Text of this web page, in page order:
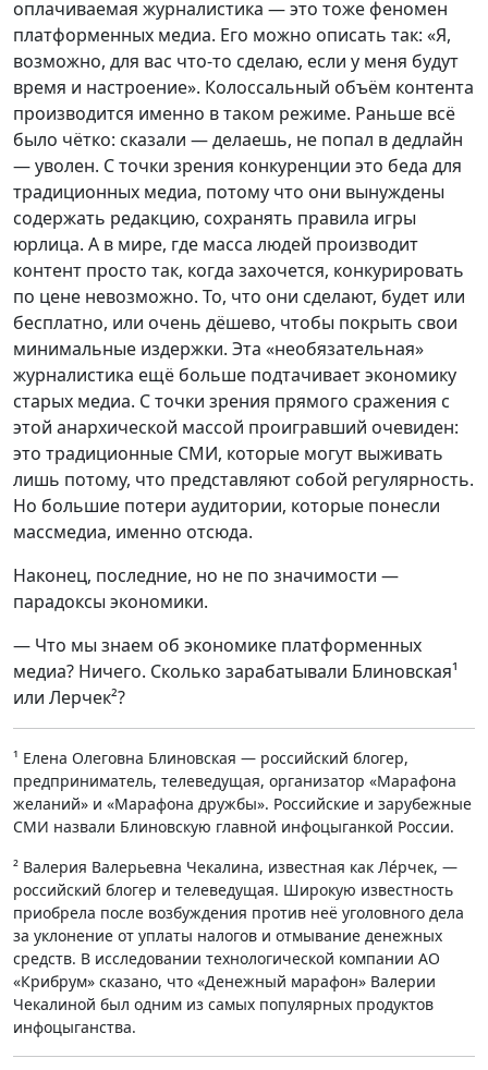
оплачиваемая журналистика — это тоже феномен
платформенных медиа. Его можно описать так: «Я,
возможно, для вас что-то сделаю, если у меня будут
время и настроение». Колоссальный объём контента
производится именно в таком режиме. Раньше всё
было чётко: сказали — делаешь, не попал в дедлайн
— уволен. С точки зрения конкуренции это беда для
традиционных медиа, потому что они вынуждены
содержать редакцию, сохранять правила игры
юрлица. А в мире, где масса людей производит
контент просто так, когда захочется, конкурировать
по цене невозможно. То, что они сделают, будет или
бесплатно, или очень дёшево, чтобы покрыть свои
минимальные издержки. Эта «необязательная»
журналистика ещё больше подтачивает экономику
старых медиа. С точки зрения прямого сражения с
этой анархической массой проигравший очевиден:
это традиционные СМИ, которые могут выживать
лишь потому, что представляют собой регулярность.
Но большие потери аудитории, которые понесли
массмедиа, именно отсюда.
Наконец, последние, но не по значимости —
парадоксы экономики.
— Что мы знаем об экономике платформенных
медиа? Ничего. Сколько зарабатывали Блиновская¹
или Лерчек²?
¹ Елена Олеговна Блиновская — российский блогер,
предприниматель, телеведущая, организатор «Марафона
желаний» и «Марафона дружбы». Российские и зарубежные
СМИ назвали Блиновскую главной инфоцыганкой России.
² Валерия Валерьевна Чекалина, известная как Ле́рчек, —
российский блогер и телеведущая. Широкую известность
приобрела после возбуждения против неё уголовного дела
за уклонение от уплаты налогов и отмывание денежных
средств. В исследовании технологической компании АО
«Крибрум» сказано, что «Денежный марафон» Валерии
Чекалиной был одним из самых популярных продуктов
инфоцыганства.